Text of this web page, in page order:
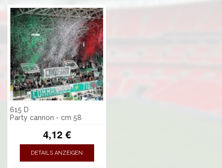
615 D
Party cannon - cm 58
4,12 €
DETAILS ANZEIGEN